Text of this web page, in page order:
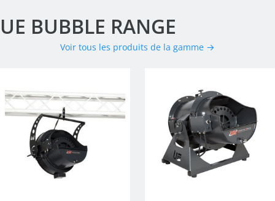
UE BUBBLE RANGE
Voir tous les produits de la gamme →